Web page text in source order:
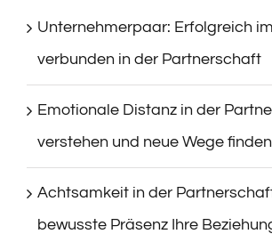
Unternehmerpaar: Erfolgreich
verbunden in der Partnerschaft
Emotionale Distanz in der
verstehen und neue Wege finden
Achtsamkeit in der
bewusste Präsenz Ihre